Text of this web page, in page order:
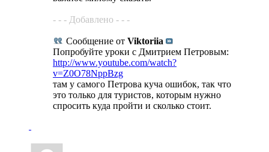
- - - Добавлено - - -
Сообщение от Viktoriia
Попробуйте уроки с Дмитрием Петровым:
http://www.youtube.com/watch?
v=Z0O78NppBzg
там у самого Петрова куча ошибок, так что
это только для туристов, которым нужно
спросить куда пройти и сколько стоит.